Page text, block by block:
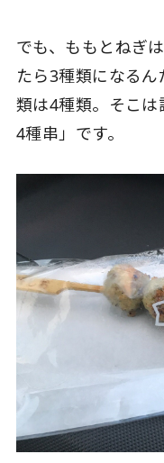
でも、ももとねぎ
たら3種類になる
類は4種類。そこ
4種串」です。